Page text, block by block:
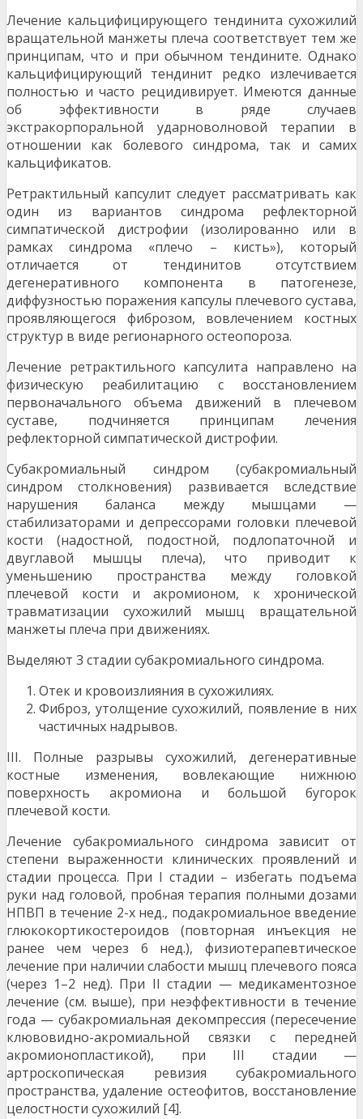
Лечение кальцифицирующего тендинита сухожилий
вращательной манжеты плеча соответствует тем же
принципам, что и при обычном тендините. Однако
кальцифицирующий тендинит редко излечивается
полностью и часто рецидивирует. Имеются данные
об эффективности в ряде случаев
экстракорпоральной ударноволновой терапии в
отношении как болевого синдрома, так и самих
кальцификатов.
Ретрактильный капсулит следует рассматривать как
один из вариантов синдрома рефлекторной
симпатической дистрофии (изолированно или в
рамках синдрома «плечо – кисть»), который
отличается от тендинитов отсутствием
дегенеративного компонента в патогенезе,
диффузностью поражения капсулы плечевого сустава,
проявляющегося фиброзом, вовлечением костных
структур в виде регионарного остеопороза.
Лечение ретрактильного капсулита направлено на
физическую реабилитацию с восстановлением
первоначального объема движений в плечевом
суставе, подчиняется принципам лечения
рефлекторной симпатической дистрофии.
Субакромиальный синдром (субакромиальный
синдром столкновения) развивается вследствие
нарушения баланса между мышцами —
стабилизаторами и депрессорами головки плечевой
кости (надостной, подостной, подлопаточной и
двуглавой мышцы плеча), что приводит к
уменьшению пространства между головкой
плечевой кости и акромионом, к хронической
травматизации сухожилий мышц вращательной
манжеты плеча при движениях.
Выделяют 3 стадии субакромиального синдрома.
Отек и кровоизлияния в сухожилиях.
Фиброз, утолщение сухожилий, появление в них
частичных надрывов.
III. Полные разрывы сухожилий, дегенеративные
костные изменения, вовлекающие нижнюю
поверхность акромиона и большой бугорок
плечевой кости.
Лечение субакромиального синдрома зависит от
степени выраженности клинических проявлений и
стадии процесса. При I стадии – избегать подъема
руки над головой, пробная терапия полными дозами
НПВП в течение 2-х нед., подакромиальное введение
глюкокортикостероидов (повторная инъекция не
ранее чем через 6 нед.), физиотерапевтическое
лечение при наличии слабости мышц плечевого пояса
(через 1–2 нед). При II стадии — медикаментозное
лечение (см. выше), при неэффективности в течение
года — субакромиальная декомпрессия (пересечение
клювовидно-акромиальной связки с передней
акромионопластикой), при III стадии —
артроскопическая ревизия субакромиального
пространства, удаление остеофитов, восстановление
целостности сухожилий [4].